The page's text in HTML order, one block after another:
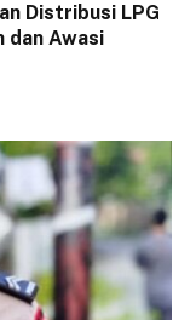
Distribusi LPG
dan Awasi